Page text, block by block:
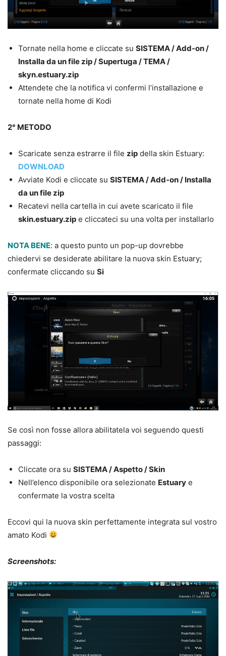
Tornate nella home e cliccate su SISTEMA / Add-on /
Installa da un file zip / Supertuga / TEMA /
skyn.estuary.zip
Attendete che la notifica vi confermi l’installazione e
tornate nella home di Kodi
2° METODO
Scaricate senza estrarre il file zip della skin Estuary:
DOWNLOAD
Avviate Kodi e cliccate su SISTEMA / Add-on / Installa
da un file zip
Recatevi nella cartella in cui avete scaricato il file
skin.estuary.zip e cliccateci su una volta per installarlo
NOTA BENE: a questo punto un pop-up dovrebbe
chiedervi se desiderate abilitare la nuova skin Estuary;
confermate cliccando su Si
Se così non fosse allora abilitatela voi seguendo questi
passaggi:
Cliccate ora su SISTEMA / Aspetto / Skin
Nell’elenco disponibile ora selezionate Estuary e
confermate la vostra scelta
Eccovi qui la nuova skin perfettamente integrata sul vostro
amato Kodi
Screenshots: